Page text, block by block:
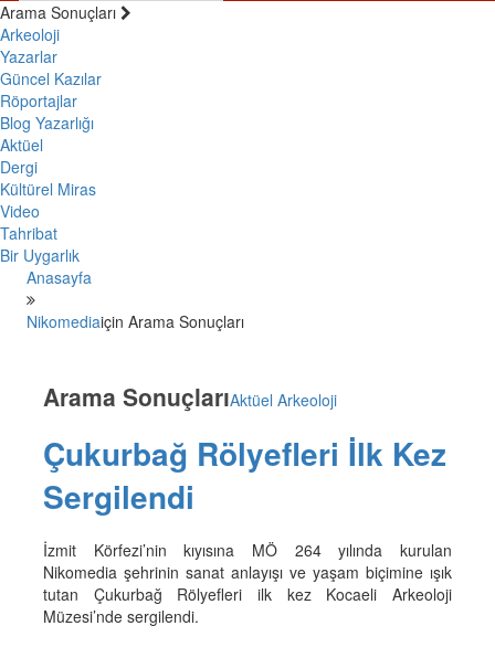
Arama Sonuçları
Arkeoloji
Yazarlar
Güncel Kazılar
Röportajlar
Blog Yazarlığı
Aktüel
Dergi
Kültürel Miras
Video
Tahribat
Bir Uygarlık
Anasayfa
Nikomediaiçin Arama Sonuçları
Arama SonuçlarıAktüel Arkeoloji
Çukurbağ Rölyefleri İlk Kez
Sergilendi
İzmit Körfezi’nin kıyısına MÖ 264 yılında kurulan
Nikomedia şehrinin sanat anlayışı ve yaşam biçimine ışık
tutan Çukurbağ Rölyefleri ilk kez Kocaeli Arkeoloji
Müzesi’nde sergilendi.